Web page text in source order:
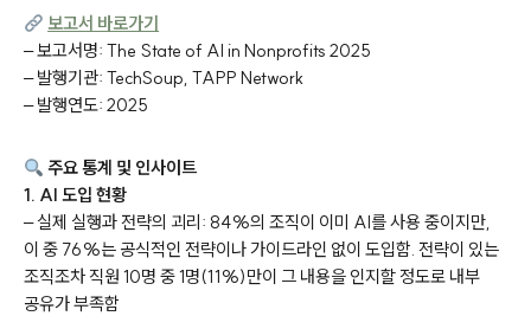
보고서 바로가기
– 보고서명: The State of AI in Nonprofits 2025
– 발행기관: TechSoup, TAPP Network
– 발행연도: 2025
주요 통계 및 인사이트
1. AI 도입 현황
– 실제 실행과 전략의 괴리: 84%의 조직이 이미 AI를 사용 중이지만,
이 중 76%는 공식적인 전략이나 가이드라인 없이 도입함. 전략이 있는
조직조차 직원 10명 중 1명(11%)만이 그 내용을 인지할 정도로 내부
공유가 부족함